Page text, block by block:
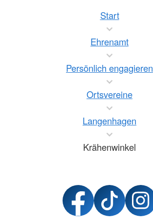
Start
Ehrenamt
Persönlich engagieren
Ortsvereine
Langenhagen
Krähenwinkel